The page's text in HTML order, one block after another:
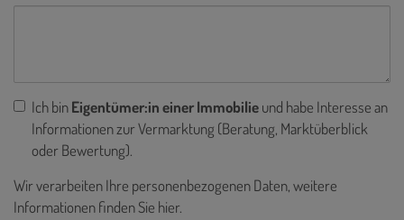
Ich binEigentümer:in einer Immobilieund habe Interesse an
Informationen zur Vermarktung (Beratung, Marktüberblick
oder Bewertung).
Wir verarbeiten Ihre personenbezogenen Daten, weitere
Informationen finden Sie hier.